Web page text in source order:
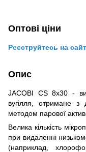
Оптові ціни
Реєструйтесь на
Опис
JACOBI CS 8x30 -
вугілля, отримане з
методом парової
Велика кількість
при видаленні
(наприклад,